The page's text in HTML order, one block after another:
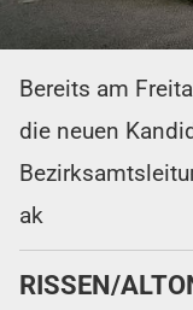
Bereits am
die neuen
ak
RISSEN/